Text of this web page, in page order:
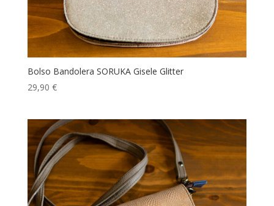
Bolso Bandolera SORUKA Gisele Glitter
29,90 €